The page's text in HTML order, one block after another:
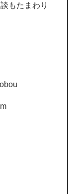
もたまわり